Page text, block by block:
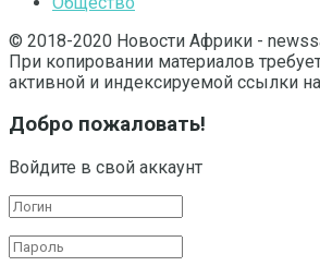
© 2018-2020 Новости Африки -
При копировании материалов
активной и индексируемой ссылки на
Добро пожаловать!
Войдите в свой аккаунт